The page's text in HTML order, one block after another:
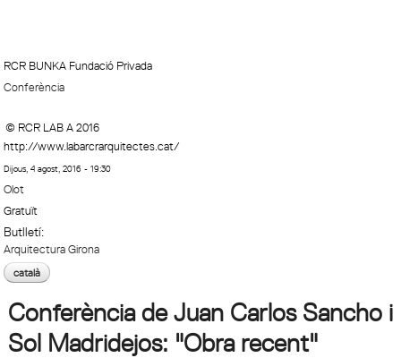
RCR BUNKA Fundació Privada
Conferència
© RCR LAB A 2016
http://www.labarcrarquitectes.cat/
Dijous, 4 agost, 2016 - 19:30
Olot
Gratuït
Butlletí:
Arquitectura Girona
català
Conferència de Juan Carlos Sancho i
Sol Madridejos: "Obra recent"